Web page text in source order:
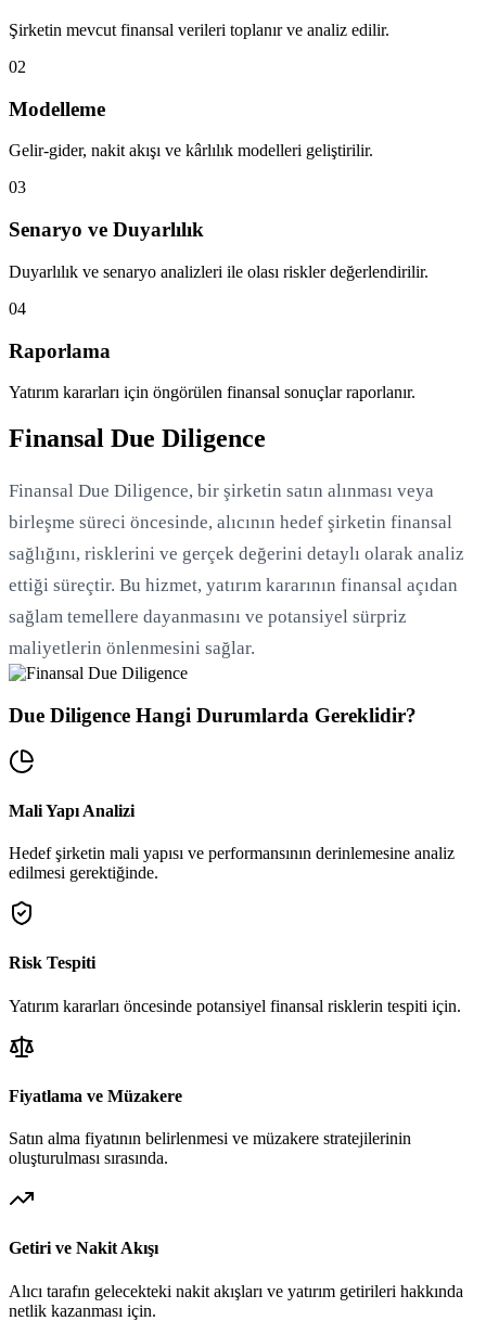
Şirketin mevcut finansal verileri toplanır ve analiz edilir.
02
Modelleme
Gelir-gider, nakit akışı ve kârlılık modelleri geliştirilir.
03
Senaryo ve Duyarlılık
Duyarlılık ve senaryo analizleri ile olası riskler değerlendirilir.
04
Raporlama
Yatırım kararları için öngörülen finansal sonuçlar raporlanır.
Finansal Due Diligence
Finansal Due Diligence, bir şirketin satın alınması veya
birleşme süreci öncesinde, alıcının hedef şirketin finansal
sağlığını, risklerini ve gerçek değerini detaylı olarak analiz
ettiği süreçtir. Bu hizmet, yatırım kararının finansal açıdan
sağlam temellere dayanmasını ve potansiyel sürpriz
maliyetlerin önlenmesini sağlar.
Due Diligence Hangi Durumlarda Gereklidir?
Mali Yapı Analizi
Hedef şirketin mali yapısı ve performansının derinlemesine analiz
edilmesi gerektiğinde.
Risk Tespiti
Yatırım kararları öncesinde potansiyel finansal risklerin tespiti için.
Fiyatlama ve Müzakere
Satın alma fiyatının belirlenmesi ve müzakere stratejilerinin
oluşturulması sırasında.
Getiri ve Nakit Akışı
Alıcı tarafın gelecekteki nakit akışları ve yatırım getirileri hakkında
netlik kazanması için.